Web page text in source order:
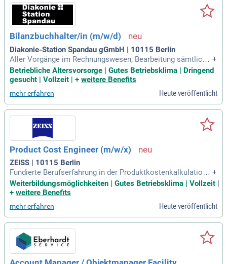
Bilanzbuchhalter/in (m/w/d)
Diakonie-Station Spandau gGmbH | 10115 Berlin
Aller Vorgänge im Rechnungswesen; Bearbeitung sämtliche
r steuerlicher Vorgänge und Unterstützung bei steuerlichen
Fragestellungen; Aufbau eines Reportings und eigenständig
e Erstellung von Jahresabschlüssen sowie die Vorbereitung
der Bilanz und GuV; Controlling
+
Betriebliche Altersvorsorge | Gutes Betriebsklima | Dringend
gesucht | Vollzeit | + weitere Benefits
mehr erfahren Heute veröffentlicht
Product Cost Engineer (m/w/x)
ZEISS | 10115 Berlin
Fundierte Berufserfahrung in der Produktkostenkalkulation /
Produktkostencontrolling im Bereich Komponentenfertigun
g und/oder Maschinenbau. Analytisches Denken sowie ein
+
Weiterbildungsmöglichkeiten | Gutes Betriebsklima | Vollzeit |
+ weitere Benefits
mehr erfahren Heute veröffentlicht